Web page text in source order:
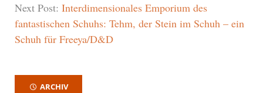
Next Post: Interdimensionales Emporium des
fantastischen Schuhs: Tehm, der Stein im Schuh – ein
Schuh für Freeya/D&D
ARCHIV